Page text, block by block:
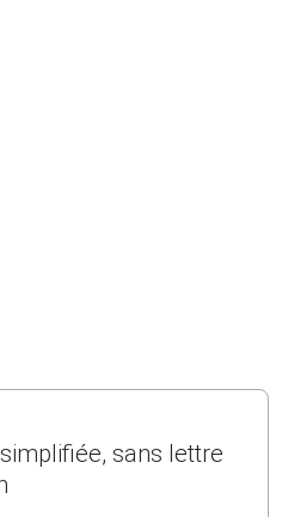
sans lettre